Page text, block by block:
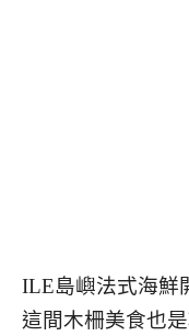
ILE島嶼法式海鮮
這間木柵美食也